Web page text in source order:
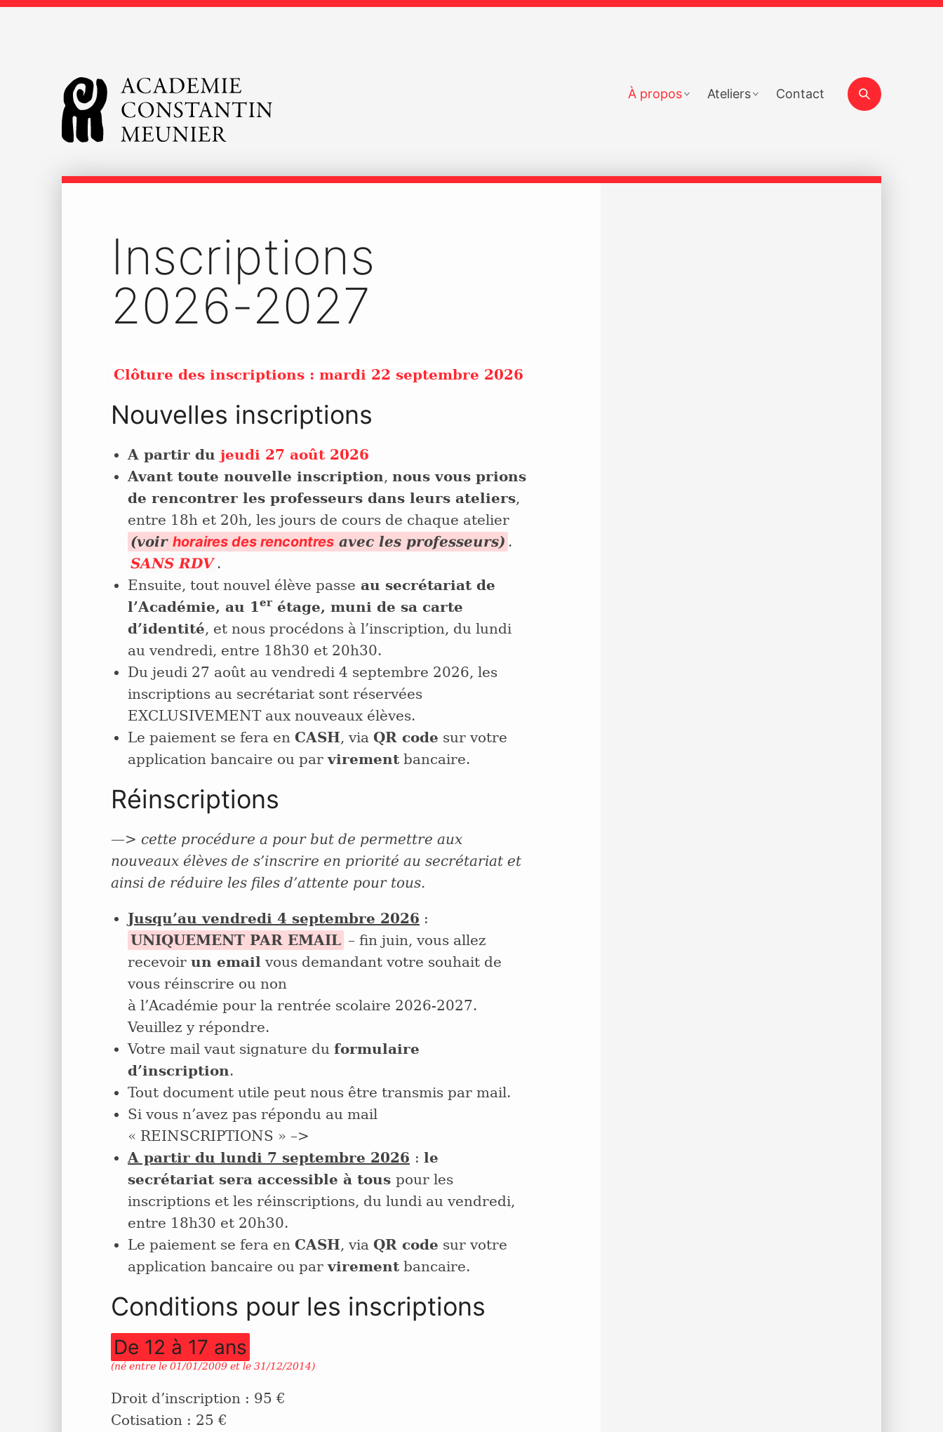
À propos Ateliers Contact Search
Inscriptions
2026-2027
Clôture des inscriptions : mardi 22 septembre 2026
Nouvelles inscriptions
A partir du jeudi 27 août 2026
Avant toute nouvelle inscription, nous vous prions
de rencontrer les professeurs dans leurs ateliers,
entre 18h et 20h, les jours de cours de chaque atelier
(voir horaires des rencontres avec les professeurs) .
SANS RDV .
Ensuite, tout nouvel élève passe au secrétariat de
l’Académie, au 1er étage, muni de sa carte
d’identité, et nous procédons à l’inscription, du lundi
au vendredi, entre 18h30 et 20h30.
Du jeudi 27 août au vendredi 4 septembre 2026, les
inscriptions au secrétariat sont réservées
EXCLUSIVEMENT aux nouveaux élèves.
Le paiement se fera en CASH, via QR code sur votre
application bancaire ou parvirement bancaire.
Réinscriptions
—> cette procédure a pour but de permettre aux
nouveaux élèves de s’inscrire en priorité au secrétariat et
ainsi de réduire les files d’attente pour tous.
Jusqu’au vendredi 4 septembre 2026 :
UNIQUEMENT PAR EMAIL – fin juin, vous allez
recevoir un email vous demandant votre souhait de
vous réinscrire ou non
à l’Académie pour la rentrée scolaire 2026-2027.
Veuillez y répondre.
Votre mail vaut signature du formulaire
d’inscription.
Tout document utile peut nous être transmis par mail.
Si vous n’avez pas répondu au mail
« REINSCRIPTIONS » –>
A partir du lundi 7 septembre 2026 : le
secrétariat sera accessible à tous pour les
inscriptions et les réinscriptions, du lundi au vendredi,
entre 18h30 et 20h30.
Le paiement se fera en CASH, via QR code sur votre
application bancaire ou parvirement bancaire.
Conditions pour les inscriptions
De 12 à 17 ans
(né entre le 01/01/2009 et le 31/12/2014)
Droit d’inscription : 95 €
Cotisation : 25 €